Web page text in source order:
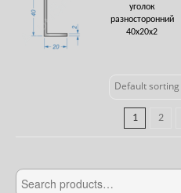
1 2
уголок
разносторонний
40х20х2